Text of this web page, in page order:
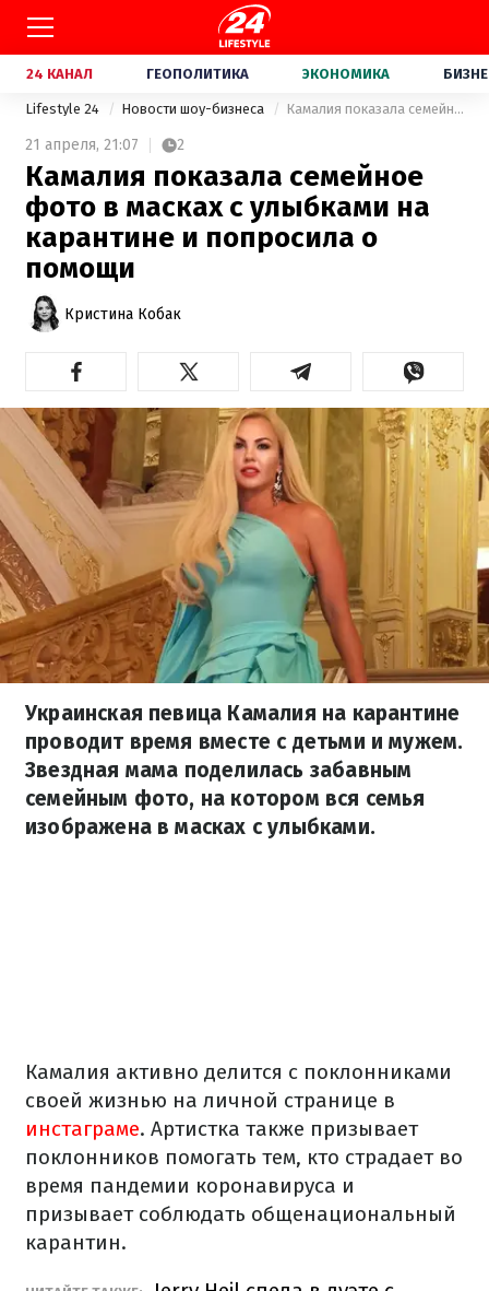
24 КАНАЛ ГЕОПОЛИТИКА ЭКОНОМИКА
Lifestyle 24 Новости шоу-бизнеса Камалия показала семейное фото в масках с улыбками на карантине и попросила о помощи
21 апреля, 21:07 2
Камалия показала семейное
фото в масках с улыбками на
карантине и попросила о
помощи
Кристина Кобак
Украинская певица Камалия на карантине
проводит время вместе с детьми и мужем.
Звездная мама поделилась забавным
семейным фото, на котором вся семья
изображена в масках с улыбками.
Камалия активно делится с поклонниками
своей жизнью на личной странице в
инстаграме. Артистка также призывает
поклонников помогать тем, кто страдает во
время пандемии коронавируса и
призывает соблюдать общенациональный
карантин.